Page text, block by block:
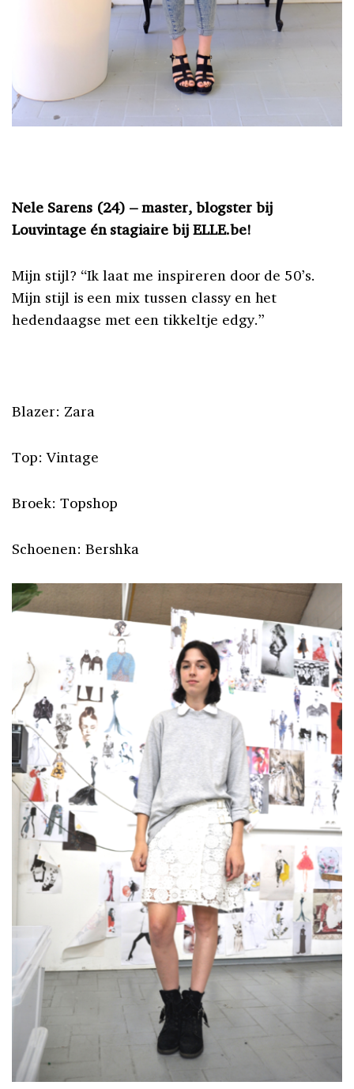
Nele Sarens (24) – master, blogster bij
Louvintage én stagiaire bij ELLE.be!
Mijn stijl? “Ik laat me inspireren door de 50’s.
Mijn stijl is een mix tussen classy en het
hedendaagse met een tikkeltje edgy.”
Blazer: Zara
Top: Vintage
Broek: Topshop
Schoenen: Bershka